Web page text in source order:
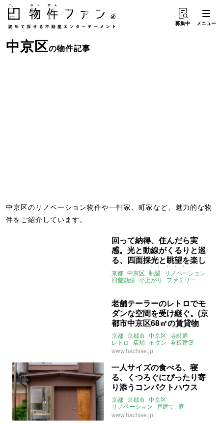
募集中 メニュー
中京区の物件記事
中京区のリノベーション物件や一軒家、町家など、魅力的な物
件をご紹介しています。
回って納得、住んだら実
感。光と動線がくるりと巡
る、四面採光と眺望を楽し
む2LDK（京都市中京区64
㎡の売買物件）
京都 中京区 眺望
リノベーション
回遊動線 小上がり
ファミリー
老舗テーラーのレトロでモ
ダンな空間を受け継ぐ。(京
都市中京区68㎡の賃貸物
件)
京都 京都市 中京区 寺町通
レトロ
店舗 モダン 看板建築
加納洋服店 賃貸
www.hachise.jp
一人サイズの食べる、寝
る、くつろぐにぴったり寄
り添うコンパクトハウス
(京都市中京区38㎡の賃貸
物件)
京都 京都市 中京区
リノベーション
戸建て 庭
一人暮らし 二人暮らし
ペット飼育相談可
www.hachise.jp